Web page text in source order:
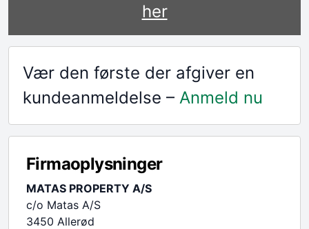
her
Vær den første der afgiver en
kundeanmeldelse – Anmeld nu
Firmaoplysninger
MATAS PROPERTY A/S
c/o Matas A/S
3450 Allerød